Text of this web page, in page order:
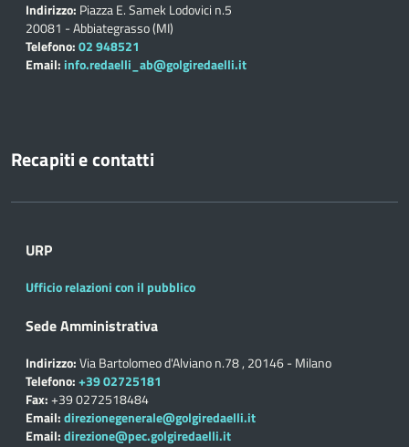
Indirizzo: Piazza E. Samek Lodovici n.5
20081 - Abbiategrasso (MI)
Telefono:02 948521
Email: info.redaelli_ab@golgiredaelli.it
Recapiti e contatti
URP
Ufficio relazioni con il pubblico
Sede Amministrativa
Indirizzo:Via Bartolomeo d'Alviano n.78 , 20146 - Milano
Telefono:+39 02725181
Fax:+39 0272518484
Email:direzionegenerale@golgiredaelli.it
Email:direzione@pec.golgiredaelli.it